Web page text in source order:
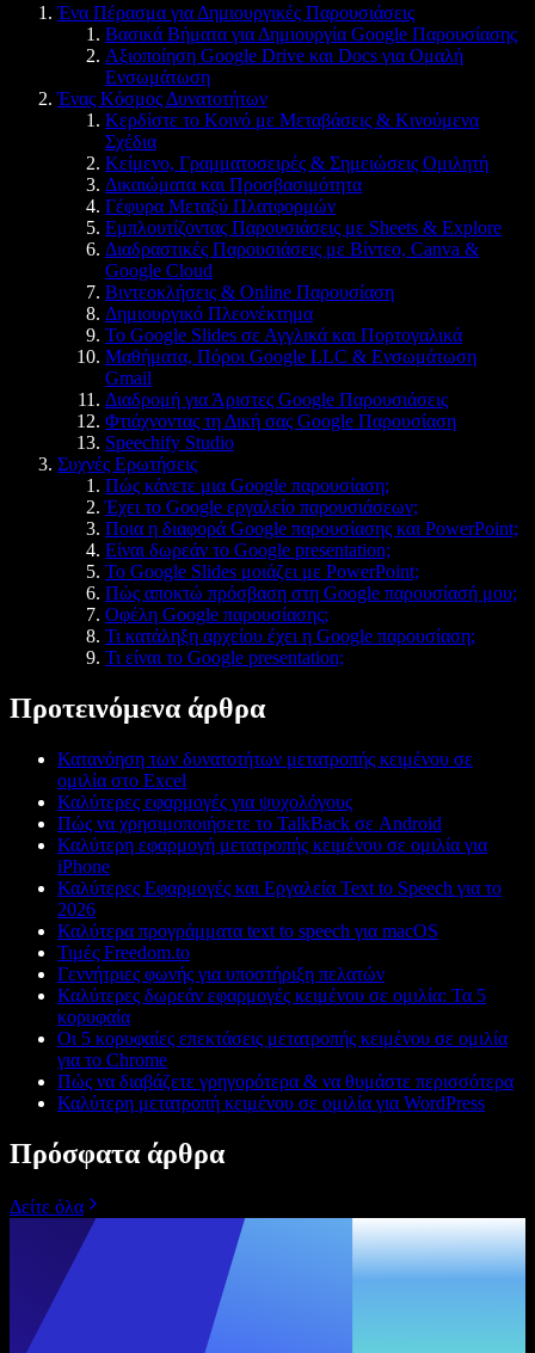
Ένα Πέρασμα για Δημιουργικές Παρουσιάσεις
Βασικά Βήματα για Δημιουργία Google Παρουσίασης
Αξιοποίηση Google Drive και Docs για Ομαλή
Ενσωμάτωση
Ένας Κόσμος Δυνατοτήτων
Κερδίστε το Κοινό με Μεταβάσεις & Κινούμενα
Σχέδια
Κείμενο, Γραμματοσειρές & Σημειώσεις Ομιλητή
Δικαιώματα και Προσβασιμότητα
Γέφυρα Μεταξύ Πλατφορμών
Εμπλουτίζοντας Παρουσιάσεις με Sheets & Explore
Διαδραστικές Παρουσιάσεις με Βίντεο, Canva &
Google Cloud
Βιντεοκλήσεις & Online Παρουσίαση
Δημιουργικό Πλεονέκτημα
Το Google Slides σε Αγγλικά και Πορτογαλικά
Μαθήματα, Πόροι Google LLC & Ενσωμάτωση
Gmail
Διαδρομή για Άριστες Google Παρουσιάσεις
Φτιάχνοντας τη Δική σας Google Παρουσίαση
Speechify Studio
Συχνές Ερωτήσεις
Πώς κάνετε μια Google παρουσίαση;
Έχει το Google εργαλείο παρουσιάσεων;
Ποια η διαφορά Google παρουσίασης και PowerPoint;
Είναι δωρεάν το Google presentation;
Το Google Slides μοιάζει με PowerPoint;
Πώς αποκτώ πρόσβαση στη Google παρουσίασή μου;
Οφέλη Google παρουσίασης;
Τι κατάληξη αρχείου έχει η Google παρουσίαση;
Τι είναι το Google presentation;
Προτεινόμενα άρθρα
Κατανόηση των δυνατοτήτων μετατροπής κειμένου σε
ομιλία στο Excel
Καλύτερες εφαρμογές για ψυχολόγους
Πώς να χρησιμοποιήσετε το TalkBack σε Android
Καλύτερη εφαρμογή μετατροπής κειμένου σε ομιλία για
iPhone
Καλύτερες Εφαρμογές και Εργαλεία Text to Speech για το
2026
Καλύτερα προγράμματα text to speech για macOS
Τιμές Freedom.to
Γεννήτριες φωνής για υποστήριξη πελατών
Καλύτερες δωρεάν εφαρμογές κειμένου σε ομιλία: Τα 5
κορυφαία
Οι 5 κορυφαίες επεκτάσεις μετατροπής κειμένου σε ομιλία
για το Chrome
Πώς να διαβάζετε γρηγορότερα & να θυμάστε περισσότερα
Καλύτερη μετατροπή κειμένου σε ομιλία για WordPress
Πρόσφατα άρθρα
Δείτε όλα